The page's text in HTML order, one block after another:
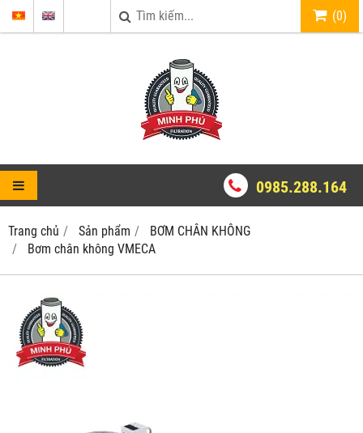
(0)
0985.288.164
Trang chủ Sản phẩm
BƠM CHÂN KHÔNG
Bơm chân không VMECA